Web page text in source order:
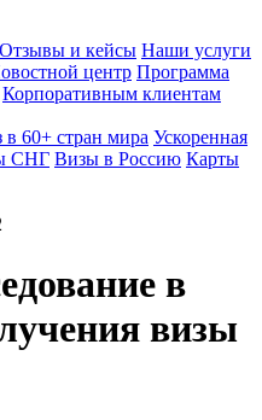
Отзывы и кейсы Наши услуги
центр Программа
Корпоративным клиентам
60+ стран мира Ускоренная
СНГ Визы в Россию Карты
в
визы